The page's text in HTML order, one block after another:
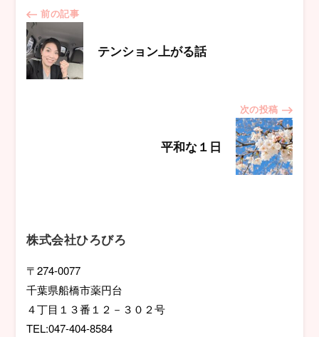
投
稿
ナ
シ
ョ
ン
前の記事
テンション上がる話
次の投稿
平和な１日
株式会社ひろびろ
〒274-0077
千葉県船橋市薬円台
４丁目１３番１２－３０２号
TEL:047-404-8584